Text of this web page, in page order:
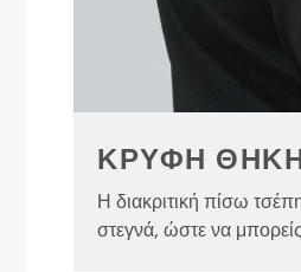
ΚΡΥΦΗ
Η διακριτική πίσω
στεγνά, ώστε να